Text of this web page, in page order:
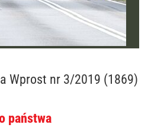
Wprost nr 3/2019 (1869)
państwa